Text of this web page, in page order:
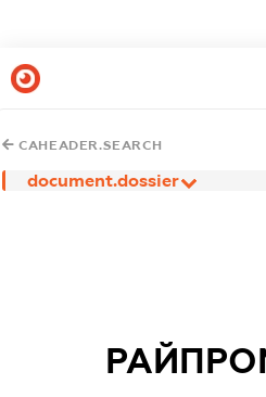
CAHEADER.SEARCH
document.dossier